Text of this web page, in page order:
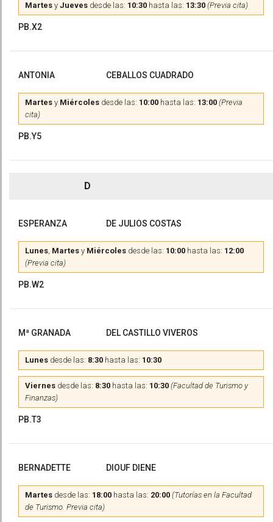
Martes y Jueves desde las: 10:30 hasta las: 13:30 (Previa cita)
PB.X2
ANTONIA CEBALLOS CUADRADO
Martes y Miércoles desde las: 10:00 hasta las: 13:00 (Previa
cita)
PB.Y5
D
ESPERANZA DE JULIOS COSTAS
Lunes, Martes y Miércoles desde las: 10:00 hasta las: 12:00
(Previa cita)
PB.W2
Mª GRANADA DEL CASTILLO VIVEROS
Lunes desde las: 8:30 hasta las: 10:30
Viernes desde las: 8:30 hasta las: 10:30 (Facultad de Turismo y
Finanzas)
PB.T3
BERNADETTE DIOUF DIENE
Martes desde las: 18:00 hasta las: 20:00 (Tutorías en la Facultad
de Turismo. Previa cita)